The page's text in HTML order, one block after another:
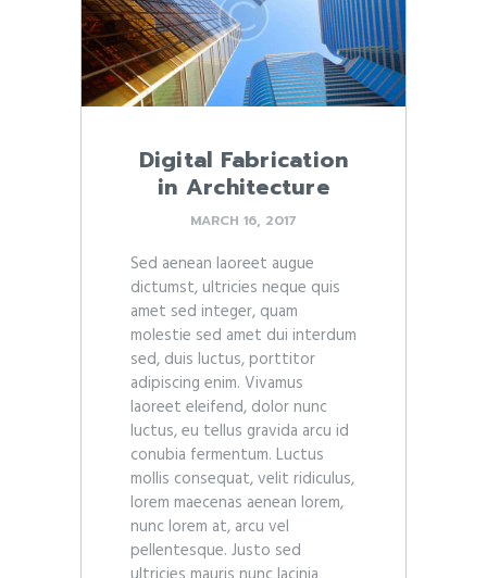
Digital Fabrication
in Architecture
MARCH 16, 2017
Sed aenean laoreet augue
dictumst, ultricies neque quis
amet sed integer, quam
molestie sed amet dui interdum
sed, duis luctus, porttitor
adipiscing enim. Vivamus
laoreet eleifend, dolor nunc
luctus, eu tellus gravida arcu id
conubia fermentum. Luctus
mollis consequat, velit ridiculus,
lorem maecenas aenean lorem,
nunc lorem at, arcu vel
pellentesque. Justo sed